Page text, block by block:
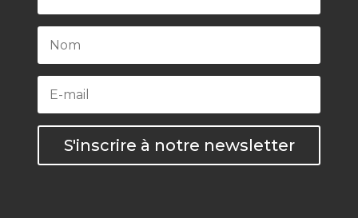
S'inscrire à notre newsletter